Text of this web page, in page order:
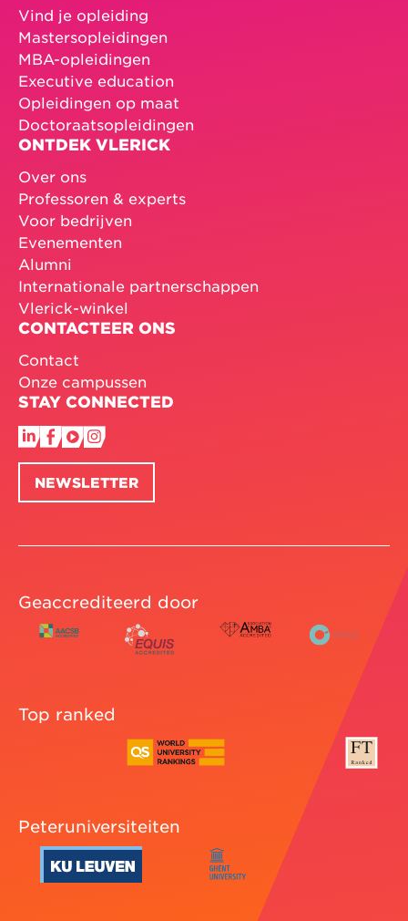
Vind je opleiding
Mastersopleidingen
MBA-opleidingen
Executive education
Opleidingen op maat
Doctoraatsopleidingen
ONTDEK VLERICK
Over ons
Professoren & experts
Voor bedrijven
Evenementen
Alumni
Internationale partnerschappen
Vlerick-winkel
CONTACTEER ONS
Contact
Onze campussen
STAY CONNECTED
NEWSLETTER
Geaccrediteerd door
Top ranked
Peteruniversiteiten